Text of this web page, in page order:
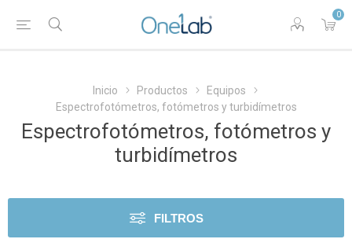
0
Inicio Productos
Equipos
Espectrofotómetros, fotómetros y turbidímetros
Espectrofotómetros, fotómetros y
turbidímetros
FILTROS